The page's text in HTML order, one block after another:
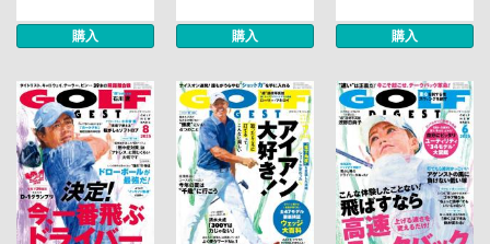
購入 購入 購入